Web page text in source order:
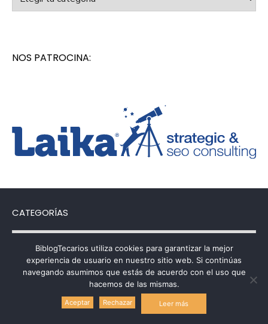
NOS PATROCINA:
CATEGORÍAS
Categorías
Política de uso de cookies
BiblogTecarios utiliza cookies para garantizar la mejor
experiencia de usuario en nuestro sitio web. Si continúas
navegando asumimos que estás de acuerdo con el uso que
hacemos de las mismas.
Aceptar Rechazar Leer más